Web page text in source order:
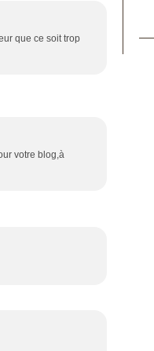
que ce soit trop
votre blog,à